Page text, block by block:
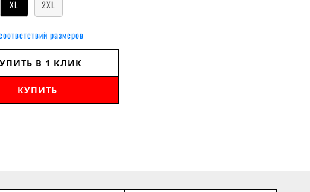
XL 2XL
размеров
В 1 КЛИК
КУПИТЬ